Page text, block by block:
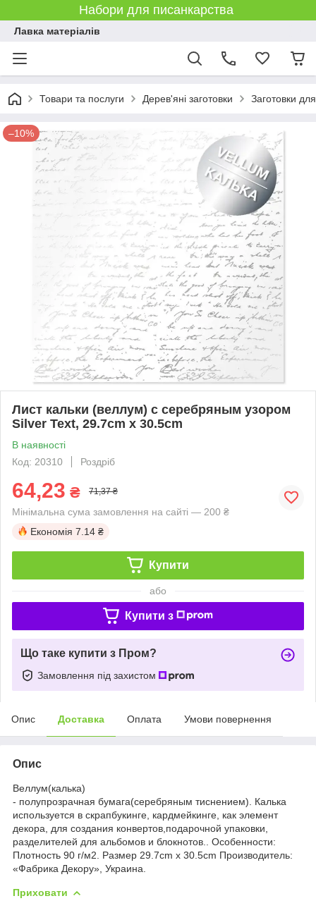
Набори для писанкарства
Лавка матеріалів
Товари та послуги Дерев'яні заготовки Заготовки
–10%
Лист кальки (веллум) с серебряным узором
Silver Text, 29.7cm x 30.5cm
В наявності
Код: 20310
Роздріб
64,23 ₴ 71,37 ₴
Мінімальна сума замовлення на сайті — 200 ₴
Економія 7.14 ₴
Купити
або
Купити з
Що таке купити з Пром?
Замовлення під захистом
Опис Доставка Оплата Умови повернення
Опис
Веллум(калька)
- полупрозрачная бумага(серебряным тиснением). Калька
используется в скрапбукинге, кардмейкинге, как элемент
декора, для создания конвертов,подарочной упаковки,
разделителей для альбомов и блокнотов.. Особенности:
Плотность 90 г/м2. Размер 29.7cm x 30.5cm Производитель:
«Фабрика Декору», Украина.
Приховати